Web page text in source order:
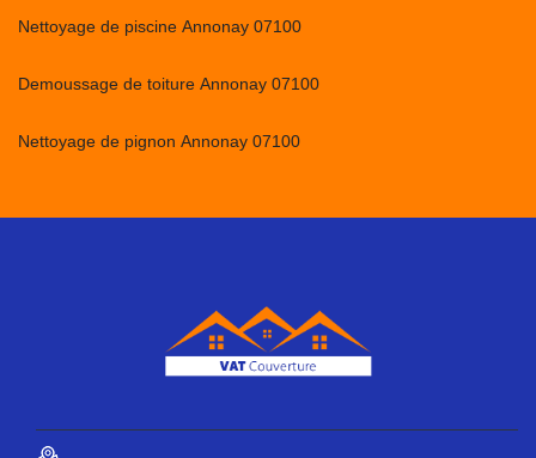
Nettoyage de piscine Annonay 07100
Demoussage de toiture Annonay 07100
Nettoyage de pignon Annonay 07100